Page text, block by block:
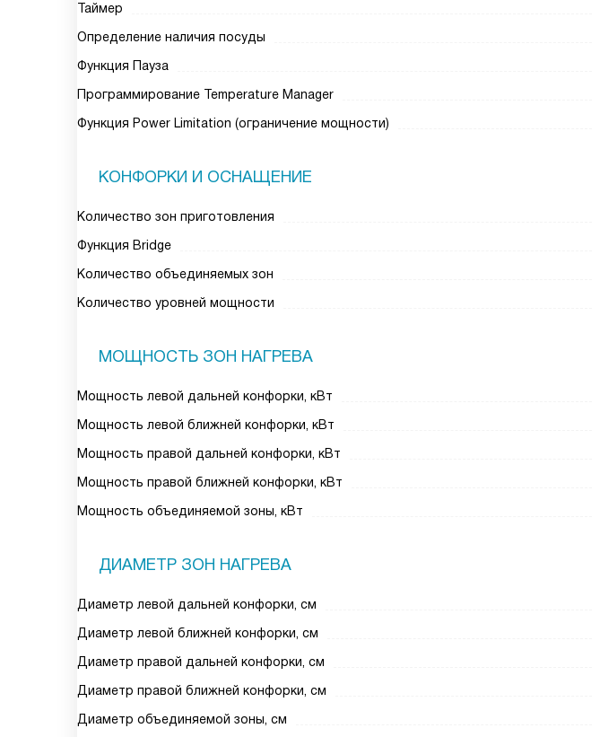
Таймер
Определение наличия посуды
Функция Пауза
Программирование Temperature Manager
Функция Power Limitation (ограничение мощности)
КОНФОРКИ И ОСНАЩЕНИЕ
Количество зон приготовления
Функция Bridge
Количество объединяемых зон
Количество уровней мощности
МОЩНОСТЬ ЗОН НАГРЕВА
Мощность левой дальней конфорки, кВт
Мощность левой ближней конфорки, кВт
Мощность правой дальней конфорки, кВт
Мощность правой ближней конфорки, кВт
Мощность объединяемой зоны, кВт
ДИАМЕТР ЗОН НАГРЕВА
Диаметр левой дальней конфорки, см
Диаметр левой ближней конфорки, см
Диаметр правой дальней конфорки, см
Диаметр правой ближней конфорки, см
Диаметр объединяемой зоны, см